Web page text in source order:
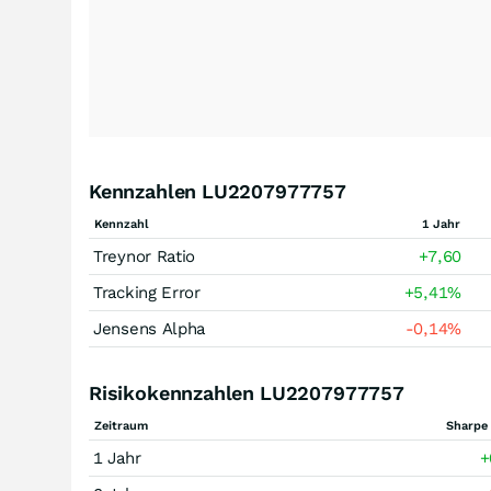
Kennzahlen LU2207977757
Kennzahl 1 Jahr
Treynor Ratio +7,60
Tracking Error
+5,41%
Jensens Alpha
-0,14%
Risikokennzahlen LU2207977757
Zeitraum Sharpe
1 Jahr